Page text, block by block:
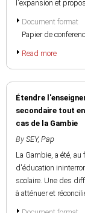
l'expansion et
Document format
Papier de
Read more
Étendre
secondaire tout
cas de la Gambie
By SEY, Pap
La Gambie, a été,
d'éducation
scolaire. Une des
à atténuer et